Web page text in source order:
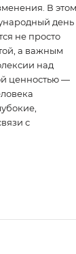
В этом
день
не просто
а важным
над
ценностью —
с